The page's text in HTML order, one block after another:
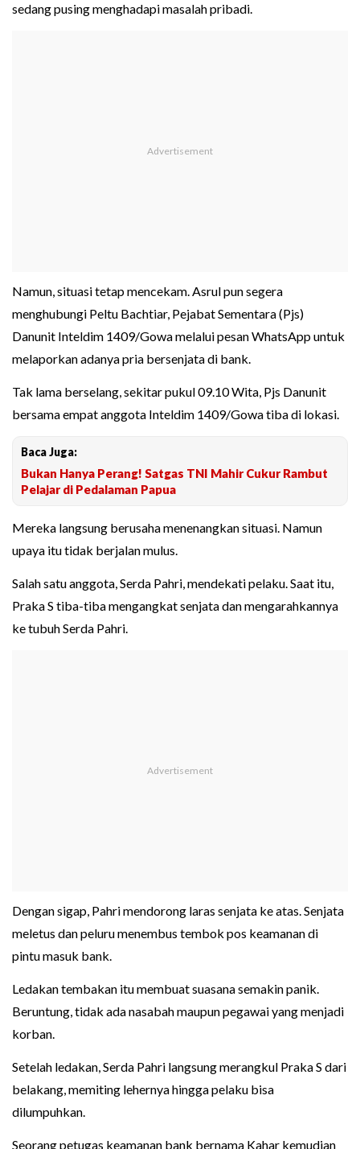
sedang pusing menghadapi masalah pribadi.
Namun, situasi tetap mencekam. Asrul pun segera
menghubungi Peltu Bachtiar, Pejabat Sementara (Pjs)
Danunit Inteldim 1409/Gowa melalui pesan WhatsApp untuk
melaporkan adanya pria bersenjata di bank.
Tak lama berselang, sekitar pukul 09.10 Wita, Pjs Danunit
bersama empat anggota Inteldim 1409/Gowa tiba di lokasi.
Baca Juga:
Bukan Hanya Perang! Satgas TNI Mahir Cukur Rambut
Pelajar di Pedalaman Papua
Mereka langsung berusaha menenangkan situasi. Namun
upaya itu tidak berjalan mulus.
Salah satu anggota, Serda Pahri, mendekati pelaku. Saat itu,
Praka S tiba-tiba mengangkat senjata dan mengarahkannya
ke tubuh Serda Pahri.
Dengan sigap, Pahri mendorong laras senjata ke atas. Senjata
meletus dan peluru menembus tembok pos keamanan di
pintu masuk bank.
Ledakan tembakan itu membuat suasana semakin panik.
Beruntung, tidak ada nasabah maupun pegawai yang menjadi
korban.
Setelah ledakan, Serda Pahri langsung merangkul Praka S dari
belakang, memiting lehernya hingga pelaku bisa
dilumpuhkan.
Seorang petugas keamanan bank bernama Kahar kemudian